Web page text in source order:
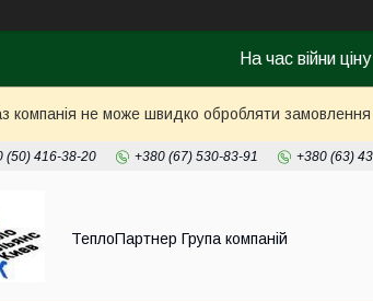
На час війни
компанія не може швидко обробляти
(50) 416-38-20 +380 (67) 530-83-91 +380 (63)
ТеплоПартнер Група компаній